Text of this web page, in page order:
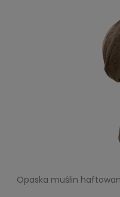
Opaska muślin